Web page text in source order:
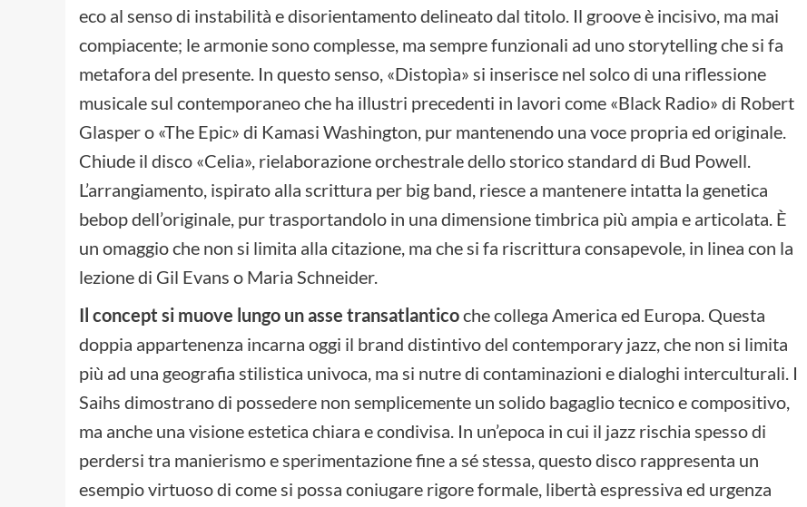
eco al senso di instabilità e disorientamento delineato dal titolo. Il groove è incisivo, ma mai
compiacente; le armonie sono complesse, ma sempre funzionali ad uno storytelling che si fa
metafora del presente. In questo senso, «Distopìa» si inserisce nel solco di una riflessione
musicale sul contemporaneo che ha illustri precedenti in lavori come «Black Radio» di Robert
Glasper o «The Epic» di Kamasi Washington, pur mantenendo una voce propria ed originale.
Chiude il disco «Celia», rielaborazione orchestrale dello storico standard di Bud Powell.
L’arrangiamento, ispirato alla scrittura per big band, riesce a mantenere intatta la genetica
bebop dell’originale, pur trasportandolo in una dimensione timbrica più ampia e articolata. È
un omaggio che non si limita alla citazione, ma che si fa riscrittura consapevole, in linea con la
lezione di Gil Evans o Maria Schneider.
Il concept si muove lungo un asse transatlanticoche collega America ed Europa. Questa
doppia appartenenza incarna oggi il brand distintivo del contemporary jazz, che non si limita
più ad una geografia stilistica univoca, ma si nutre di contaminazioni e dialoghi interculturali. I
Saihs dimostrano di possedere non semplicemente un solido bagaglio tecnico e compositivo,
ma anche una visione estetica chiara e condivisa. In un’epoca in cui il jazz rischia spesso di
perdersi tra manierismo e sperimentazione fine a sé stessa, questo disco rappresenta un
esempio virtuoso di come si possa coniugare rigore formale, libertà espressiva ed urgenza